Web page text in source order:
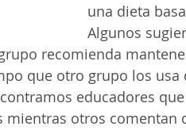
una dieta
Algunos
recomienda
que otro grupo los usa
educadores
otros comentan